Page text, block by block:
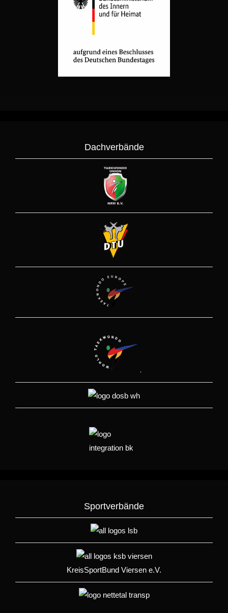
Dachverbände
Sportverbände
KreisSportBund Viersen e.V.